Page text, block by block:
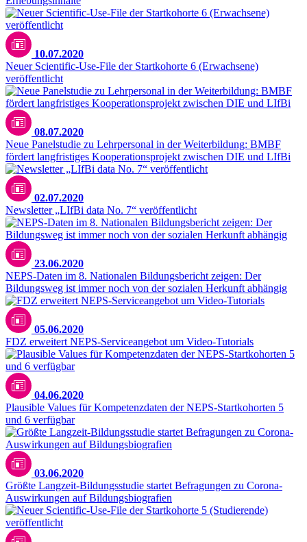
10.07.2020
Neuer Scientific-Use-File der Startkohorte 6 (Erwachsene)
veröffentlicht
08.07.2020
Neue Panelstudie zu Lehrpersonal in der Weiterbildung: BMBF
fördert langfristiges Kooperationsprojekt zwischen DIE und LIfBi
02.07.2020
Newsletter „LIfBi data No. 7“ veröffentlicht
23.06.2020
NEPS-Daten im 8. Nationalen Bildungsbericht zeigen: Der
Bildungsweg ist immer noch von der sozialen Herkunft abhängig
05.06.2020
FDZ erweitert NEPS-Serviceangebot um Video-Tutorials
04.06.2020
Plausible Values für Kompetenzdaten der NEPS-Startkohorten 5
und 6 verfügbar
03.06.2020
Größte Langzeit-Bildungsstudie startet Befragungen zu Corona-
Auswirkungen auf Bildungsbiografien